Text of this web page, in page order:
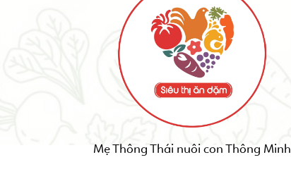
Mẹ Thông Thái nuôi con Thông Minh